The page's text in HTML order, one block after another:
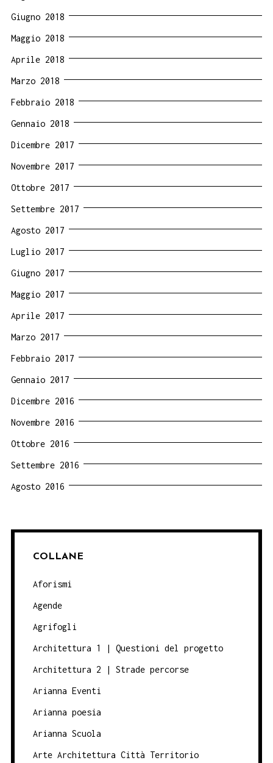
Giugno 2018
Maggio 2018
Aprile 2018
Marzo 2018
Febbraio 2018
Gennaio 2018
Dicembre 2017
Novembre 2017
Ottobre 2017
Settembre 2017
Agosto 2017
Luglio 2017
Giugno 2017
Maggio 2017
Aprile 2017
Marzo 2017
Febbraio 2017
Gennaio 2017
Dicembre 2016
Novembre 2016
Ottobre 2016
Settembre 2016
Agosto 2016
COLLANE
Aforismi
Agende
Agrifogli
Architettura 1 | Questioni del progetto
Architettura 2 | Strade percorse
Arianna Eventi
Arianna poesia
Arianna Scuola
Arte Architettura Città Territorio